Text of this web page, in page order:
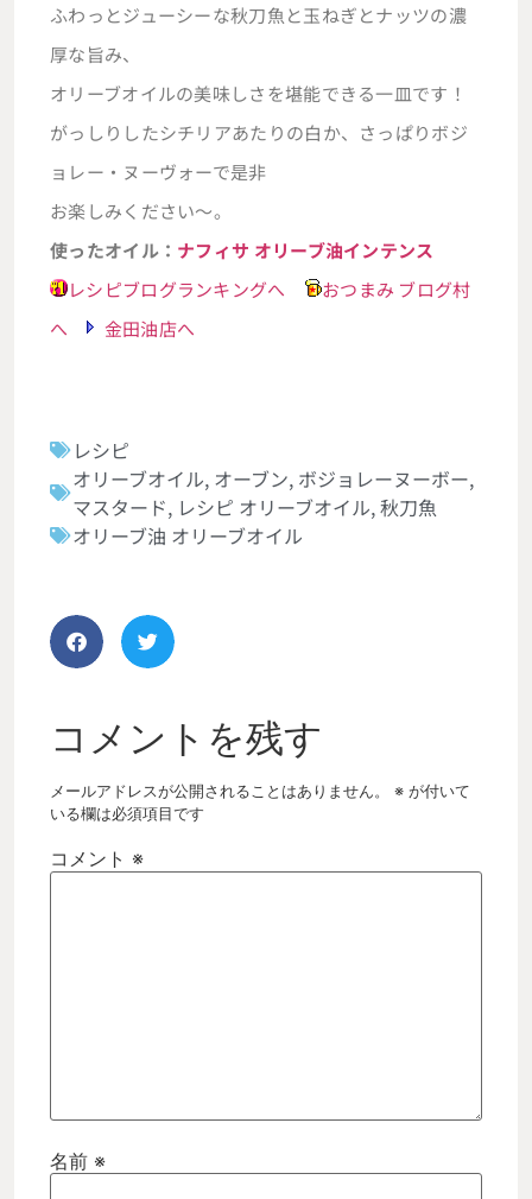
ふわっとジューシーな秋刀魚と玉ねぎとナッツの濃
厚な旨み、
オリーブオイルの美味しさを堪能できる一皿です！
がっしりしたシチリアあたりの白か、さっぱりボジ
ョレー・ヌーヴォーで是非
お楽しみください～。
使ったオイル： ナフィサ オリーブ油インテンス
レシピブログランキングへ
おつまみ ブログ村
へ
金田油店へ
レシピ
オリーブオイル, オーブン, ボジョレーヌーボー,
マスタード, レシピ オリーブオイル,秋刀魚
オリーブ油 オリーブオイル
コメントを残す
メールアドレスが公開されることはありません。 ※ が付いて
いる欄は必須項目です
コメント ※
名前 ※